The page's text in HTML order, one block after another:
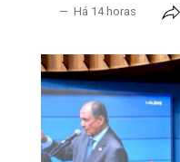
Há 14 horas